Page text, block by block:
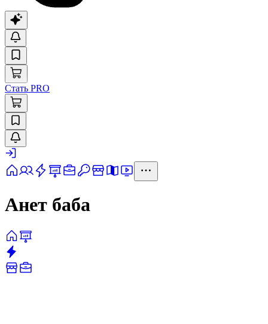
Стать PRO
Анет баба